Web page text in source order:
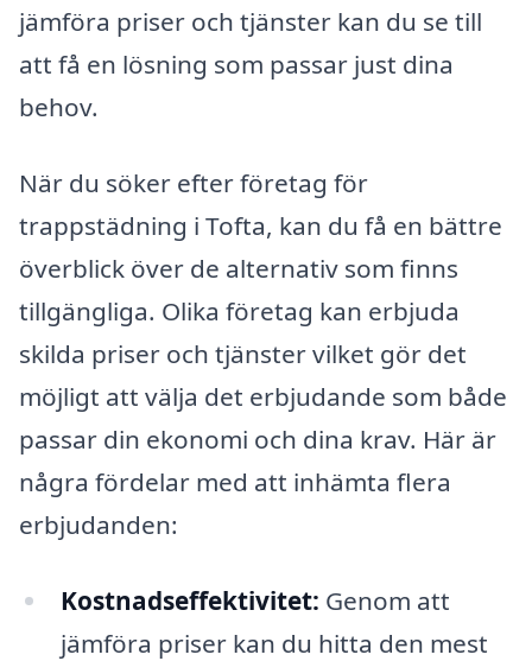
jämföra priser och tjänster kan du se till
att få en lösning som passar just dina
behov.
När du söker efter företag för
trappstädning i Tofta, kan du få en bättre
överblick över de alternativ som finns
tillgängliga. Olika företag kan erbjuda
skilda priser och tjänster vilket gör det
möjligt att välja det erbjudande som både
passar din ekonomi och dina krav. Här är
några fördelar med att inhämta flera
erbjudanden:
Kostnadseffektivitet: Genom att
jämföra priser kan du hitta den mest